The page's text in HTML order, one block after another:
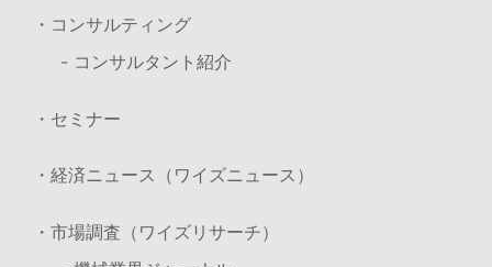
・コンサルティング
- コンサルタント紹介
・セミナー
・経済ニュース（ワイズニュース）
・市場調査（ワイズリサーチ）